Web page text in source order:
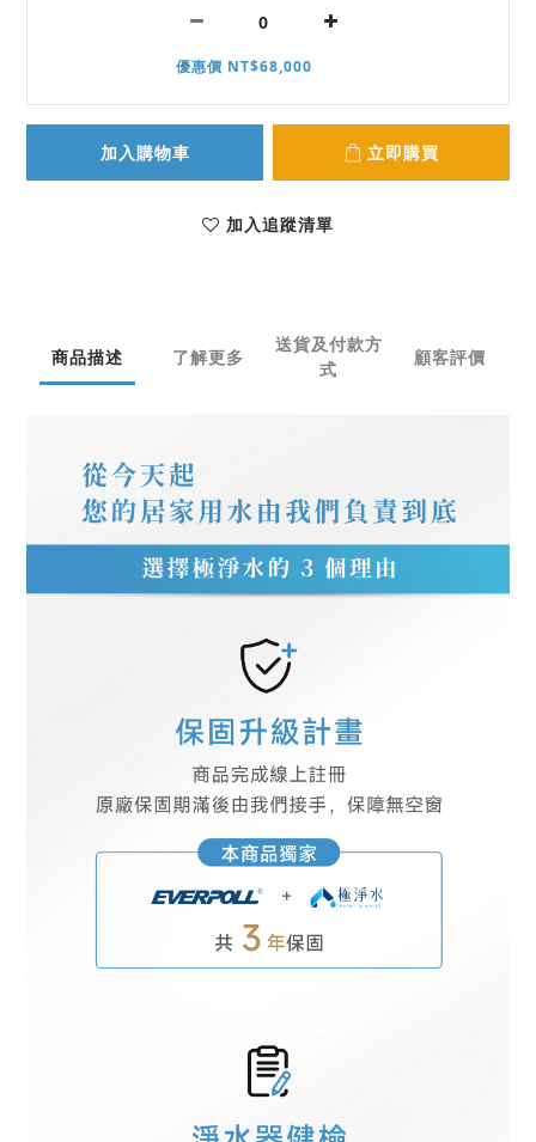
優惠價 NT$68,000
加入購物車 立即購買
加入追蹤清單
商品描述 了解更多
送貨及付款方
式
顧客評價